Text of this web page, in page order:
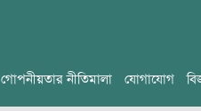
গোপনীয়তার নীতিমালা যোগাযোগ